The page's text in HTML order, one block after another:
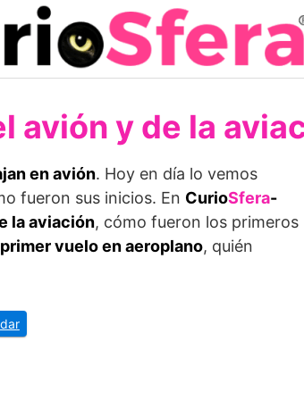
avión y de la
en avión. Hoy en día lo vemos
fueron sus inicios. En CurioSfera-
la aviación, cómo fueron los primeros
primer vuelo en aeroplano, quién